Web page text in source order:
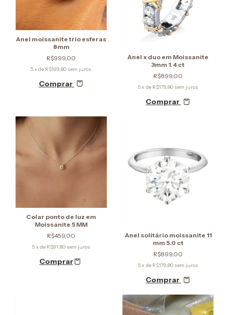
Anel moissanite trio esferas
8mm
R$999,00
5x de R$199,80 sem juros
Comprar
Anel x duo em Moissanite
3mm 1.4 ct
R$899,00
5x de R$179,80 sem juros
Comprar
Colar ponto de luz em
Moissanite 5 MM
R$459,00
5x de R$91,80 sem juros
Anel solitário moissanite 11
mm 5.0 ct
R$899,00
5x de R$179,80 sem juros
Comprar